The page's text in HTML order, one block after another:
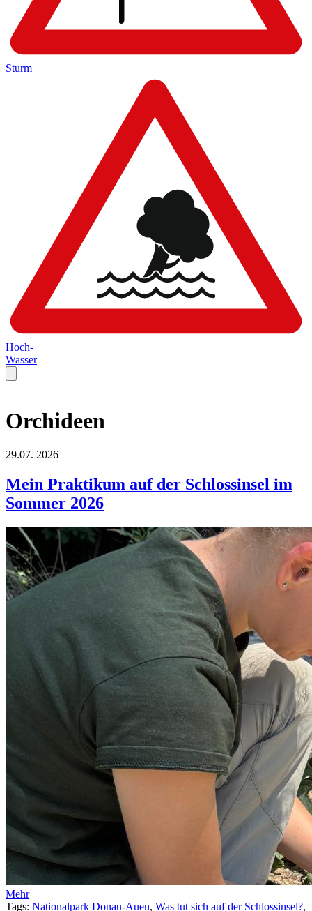
Sturm
Hoch-
Wasser
Orchideen
29.07. 2026
Mein Praktikum auf der Schlossinsel im
Sommer 2026
Mehr
Tags: Nationalpark Donau-Auen, Was tut sich auf der Schlossinsel?,